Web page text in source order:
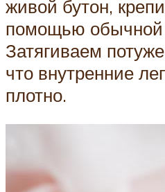
живой бутон,
помощью обычной
Затягиваем
что внутренние
плотно.